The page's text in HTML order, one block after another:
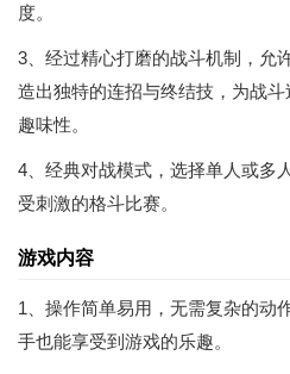
度。
3、经过精心打磨的战斗机制，允
造出独特的连招与终结技，为战
趣味性。
4、经典对战模式，选择单人或多
受刺激的格斗比赛。
游戏内容
1、操作简单易用，无需复杂的动
手也能享受到游戏的乐趣。